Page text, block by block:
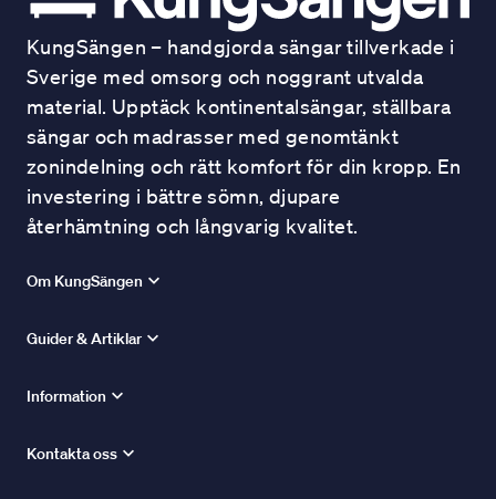
KungSängen – handgjorda sängar tillverkade i
Sverige med omsorg och noggrant utvalda
material. Upptäck kontinentalsängar, ställbara
sängar och madrasser med genomtänkt
zonindelning och rätt komfort för din kropp. En
investering i bättre sömn, djupare
återhämtning och långvarig kvalitet.
Om KungSängen
Guider & Artiklar
Information
Kontakta oss